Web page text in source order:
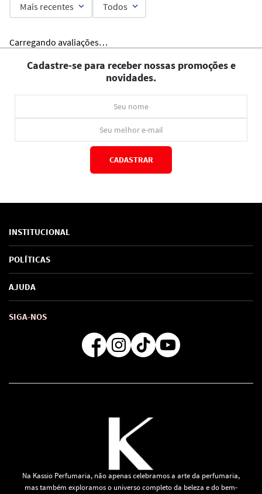
Mais recentes Todos
Carregando avaliações…
Cadastre-se para receber nossas promoções e
novidades.
CADASTRAR
INSTITUCIONAL
Sobre Nós
Marcas
SAC de marcas
Como comprar
POLÍTICAS
Política de Privacidade
Troca e Devoluções
Formas de Pagamento
Regra de Frete Grátis
AJUDA
SIGA-NOS
Na Kassio Perfumaria, não apenas celebramos a arte da perfumaria,
mas também exploramos o universo completo da beleza e do bem-